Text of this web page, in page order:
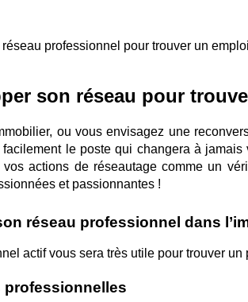
professionnel pour trouver un
son réseau pour
ou vous envisagez une
le poste qui changera à
actions de réseautage comme un
et passionnantes !
réseau professionnel dans
actif vous sera très utile pour trouver